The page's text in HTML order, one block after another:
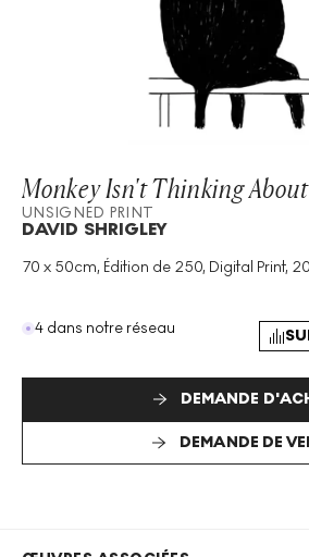
Monkey Isn't Thinking About
UNSIGNED PRINT
DAVID SHRIGLEY
70 x 50cm, Édition de 250, Digital Print,
Technique: Digital Print
Année: 2022
Unsigned Print
4 dans notre réseau
DEMANDE
DEMANDE DE